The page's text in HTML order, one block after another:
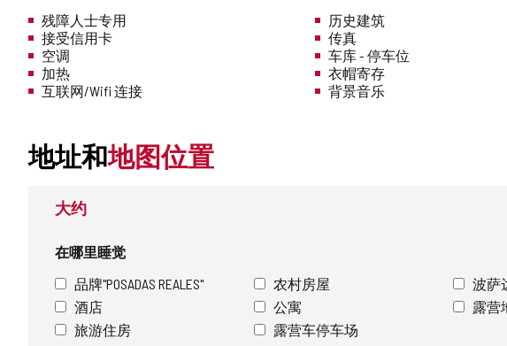
残障人士专用
接受信用卡
空调
加热
互联网/Wifi 连接
历史建筑
传真
车库 - 停车位
衣帽寄存
背景音乐
地址和地图位置
大约
在哪里睡觉
品牌"POSADAS REALES"
农村房屋 波萨
酒店
公寓 露营
旅游住房
露营车停车场